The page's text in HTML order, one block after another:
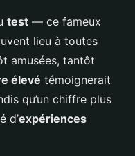
test — ce fameux
lieu à toutes
amusées, tantôt
élevé témoignerait
qu’un chiffre plus
d’expériences